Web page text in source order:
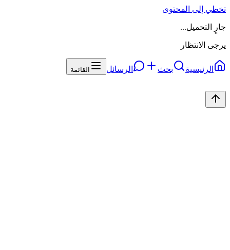
تخطي إلى المحتوى
جارٍ التحميل...
يرجى الانتظار
الرئيسية بحث الرسائل القائمة